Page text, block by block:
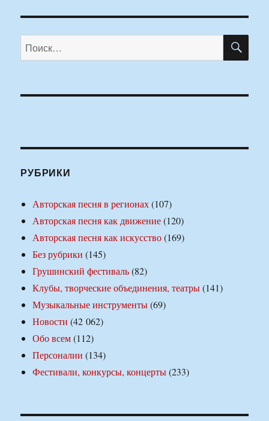
Искать:
РУБРИКИ
Авторская песня в регионах(107)
Авторская песня как движение(120)
Авторская песня как искусство(169)
Без рубрики (145)
Грушинский фестиваль(82)
Клубы, творческие объединения, театры(141)
Музыкальные инструменты(69)
Новости (42 062)
Обо всем(112)
Персоналии (134)
Фестивали, конкурсы, концерты(233)